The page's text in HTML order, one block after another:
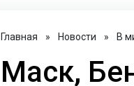
Главная » Новости » В
Маск,